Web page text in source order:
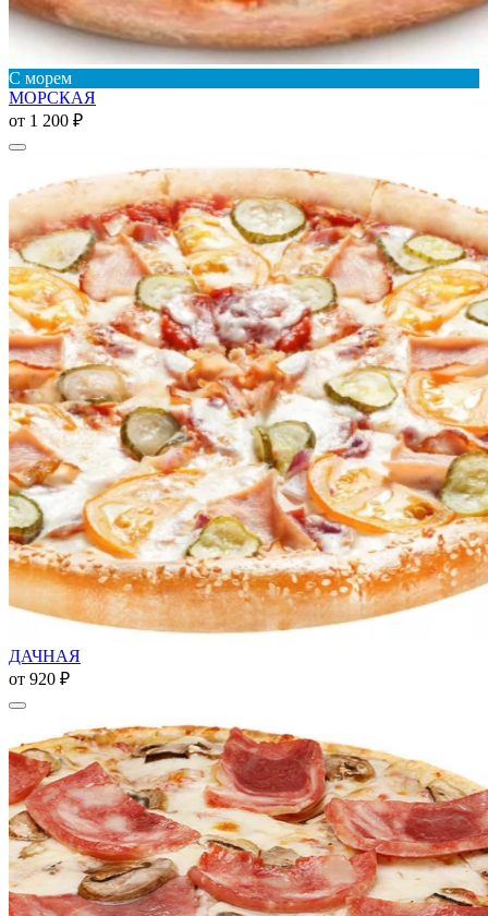
С морем
МОРСКАЯ
от 1 200 ₽
ДАЧНАЯ
от 920 ₽